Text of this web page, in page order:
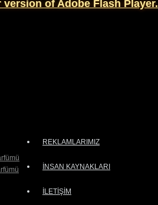
of Adobe Flash Player.
REKLAMLARIMIZ
İNSAN KAYNAKLARI
İLETİŞİM